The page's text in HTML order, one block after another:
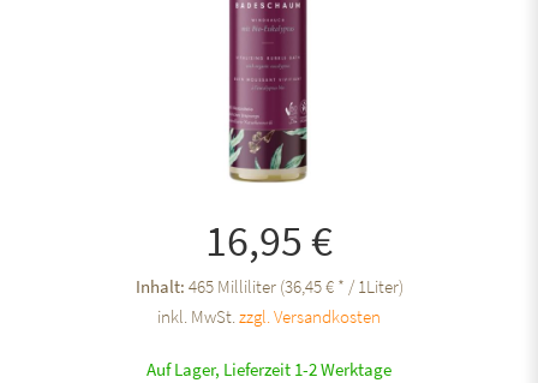
16,95 €
Inhalt: 465 Milliliter (36,45 € * / 1Liter)
inkl. MwSt.zzgl. Versandkosten
Auf Lager, Lieferzeit 1-2 Werktage